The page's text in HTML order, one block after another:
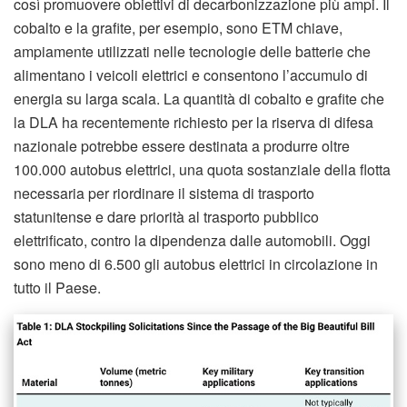
cobalto e la grafite, per esempio, sono ETM chiave,
ampiamente utilizzati nelle tecnologie delle batterie che
alimentano i veicoli elettrici e consentono l’accumulo di
energia su larga scala. La quantità di cobalto e grafite che
la DLA ha recentemente richiesto per la riserva di difesa
nazionale potrebbe essere destinata a produrre oltre
100.000 autobus elettrici, una quota sostanziale della flotta
necessaria per riordinare il sistema di trasporto
statunitense e dare priorità al trasporto pubblico
elettrificato, contro la dipendenza dalle automobili. Oggi
sono meno di 6.500 gli autobus elettrici in circolazione in
tutto il Paese.